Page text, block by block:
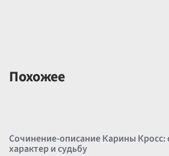
Похожее
Сочинение-описание Карины Кросс:
характер и судьбу